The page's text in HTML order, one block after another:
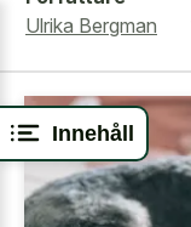
Innehåll
Ulrika Bergman